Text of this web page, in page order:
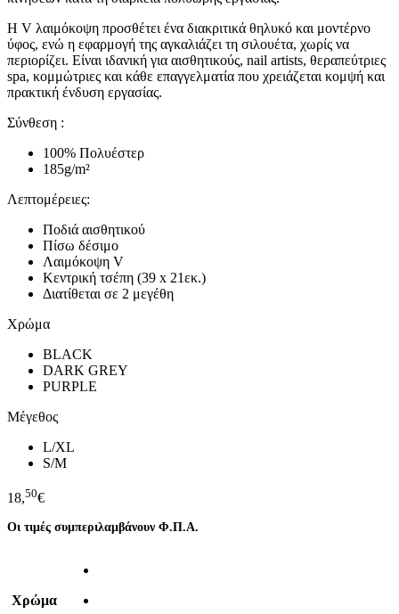
Η V λαιμόκοψη προσθέτει ένα διακριτικά θηλυκό και μοντέρνο
ύφος, ενώ η εφαρμογή της αγκαλιάζει τη σιλουέτα, χωρίς να
περιορίζει. Είναι ιδανική για αισθητικούς, nail artists, θεραπεύτριες
spa, κομμώτριες και κάθε επαγγελματία που χρειάζεται κομψή και
πρακτική ένδυση εργασίας.
Σύνθεση :
100% Πολυέστερ
185g/m²
Λεπτομέρειες:
Ποδιά αισθητικού
Πίσω δέσιμο
Λαιμόκοψη V
Κεντρική τσέπη (39 x 21εκ.)
Διατίθεται σε 2 μεγέθη
Χρώμα
BLACK
DARK GREY
PURPLE
Μέγεθος
L/XL
S/M
18,50€
Οι τιμές συμπεριλαμβάνουν Φ.Π.Α.
Χρώμα